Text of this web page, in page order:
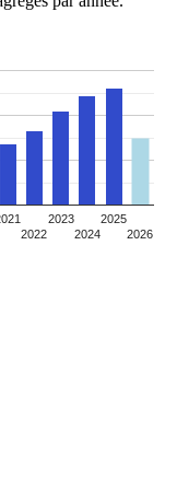
2022
2023
2024
2025
2026